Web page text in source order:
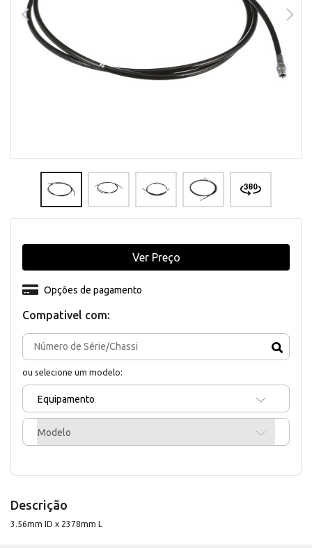
Compativel com:
ou selecione um modelo:
Equipamento
Modelo
Opções de pagamento
Ver Preço
Descrição
3.56mm ID x 2378mm L